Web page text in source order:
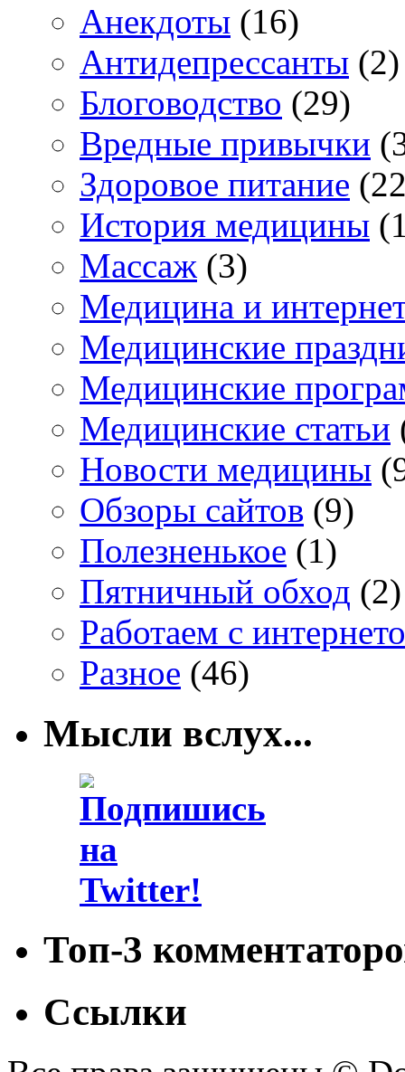
Анекдоты (16)
Антидепрессанты (2)
Блоговодство (29)
Вредные привычки
Здоровое питание
История медицины
Массаж (3)
Медицина и
Медицинские
Медицинские
Медицинские статьи
Новости медицины
Обзоры сайтов (9)
Полезненькое (1)
Пятничный обход (2)
Работаем с
Разное (46)
Мысли вслух...
Топ-3
Ссылки